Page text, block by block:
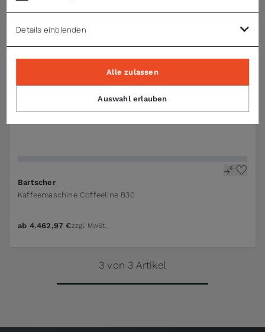
Bartscher
Kaffeemaschine Coffeeline B30
ab 4.462,97 €zzgl. MwSt.
3 von 3 Artikel
Details einblenden
Auswahl erlauben
Alle zulassen